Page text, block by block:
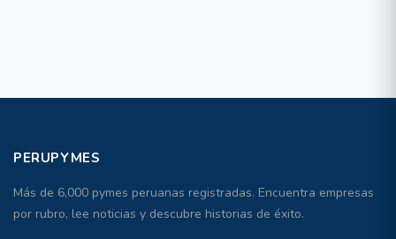
PERUPYMES
Más de 6,000 pymes peruanas registradas. Encuentra empresas
por rubro, lee noticias y descubre historias de éxito.